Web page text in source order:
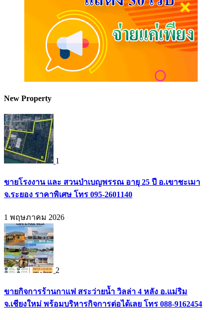
New Property
1
ขายโรงงาน และ สวนป่าเบญพรรณ อายุ 25 ปี อ.เขาชะเมา
จ.ระยอง ราคาพิเศษ โทร 095-2601140
1 พฤษภาคม 2026
2
ขายกิจการร้านกาแฟ สระว่ายน้ำ วิลล่า 4 หลัง อ.แม่ริม
จ.เชียงใหม่ พร้อมบริหารกิจการต่อได้เลย โทร 088-9162454